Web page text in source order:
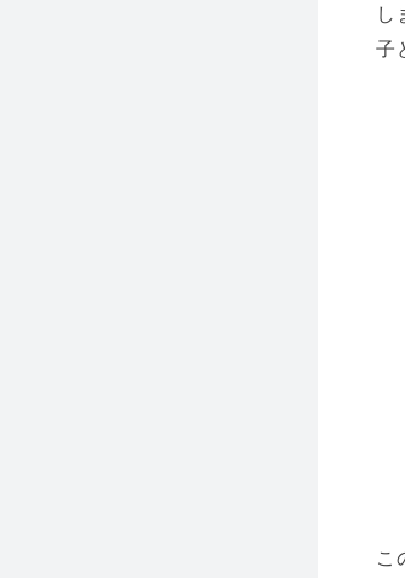
し
子
こ